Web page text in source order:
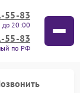
55-83
до 20:00
55-83
по РФ